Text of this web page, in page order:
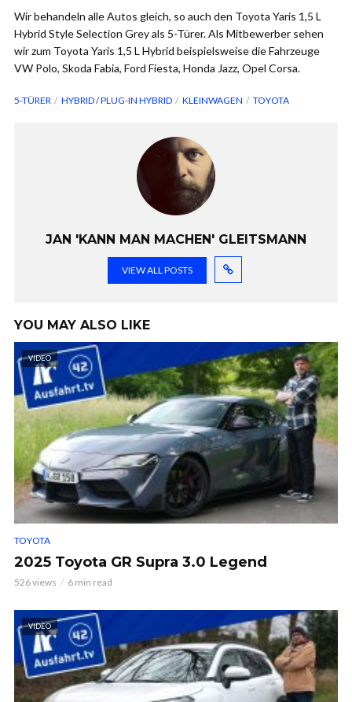
Wir behandeln alle Autos gleich, so auch den Toyota Yaris 1,5 L
Hybrid Style Selection Grey als 5-Türer. Als Mitbewerber sehen
wir zum Toyota Yaris 1,5 L Hybrid beispielsweise die Fahrzeuge
VW Polo, Skoda Fabia, Ford Fiesta, Honda Jazz, Opel Corsa.
5-TÜRER HYBRID / PLUG-IN HYBRID KLEINWAGEN TOYOTA
JAN 'KANN MAN MACHEN' GLEITSMANN
VIEW ALL POSTS
YOU MAY ALSO LIKE
VIDEO
TOYOTA
2025 Toyota GR Supra 3.0 Legend
526 views 6 min read
VIDEO